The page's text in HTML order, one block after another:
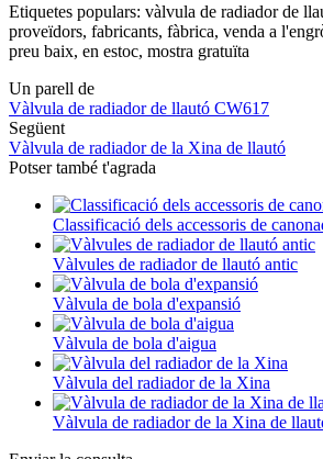
Etiquetes populars: vàlvula de radiador de
proveïdors, fabricants, fàbrica, venda a
preu baix, en estoc, mostra gratuïta
Un parell de
Vàlvula de radiador de llautó CW617
Següent
Vàlvula de radiador de la Xina de llautó
Potser també t'agrada
Classificació dels accessoris de
Vàlvules de radiador de llautó antic
Vàlvula de bola d'expansió
Vàlvula de bola d'aigua
Vàlvula del radiador de la Xina
Vàlvula de radiador de la Xina de